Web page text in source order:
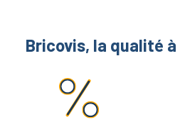
Bricovis, la qualité à